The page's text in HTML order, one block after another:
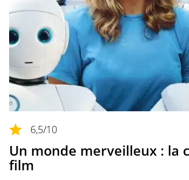
6,5/10
Un monde merveilleux : la
film